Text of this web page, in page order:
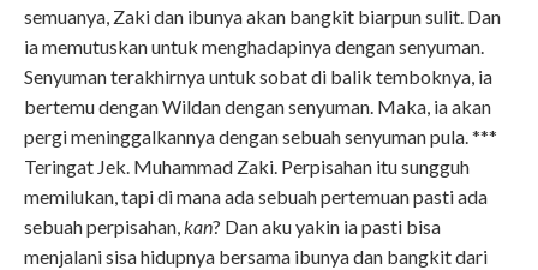
semuanya, Zaki dan ibunya akan bangkit biarpun sulit. Dan
ia memutuskan untuk menghadapinya dengan senyuman.
Senyuman terakhirnya untuk sobat di balik temboknya, ia
bertemu dengan Wildan dengan senyuman. Maka, ia akan
pergi meninggalkannya dengan sebuah senyuman pula. ***
Teringat Jek. Muhammad Zaki. Perpisahan itu sungguh
memilukan, tapi di mana ada sebuah pertemuan pasti ada
sebuah perpisahan,kan? Dan aku yakin ia pasti bisa
menjalani sisa hidupnya bersama ibunya dan bangkit dari